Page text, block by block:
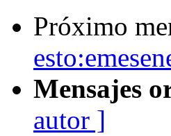
Próximo
Mensajes
autor ]